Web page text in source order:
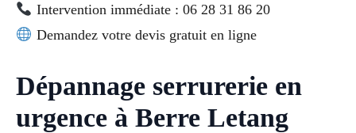
Intervention immédiate : 06 28 31 86 20
Demandez votre devis gratuit en ligne
Dépannage serrurerie en
urgence à Berre Letang